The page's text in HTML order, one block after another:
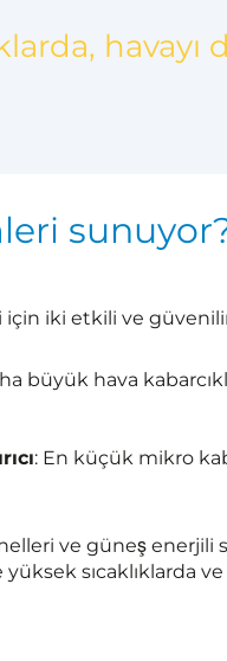
iki etkili ve
büyük hava
: En küçük mikro
ve güneş
sıcaklıklarda